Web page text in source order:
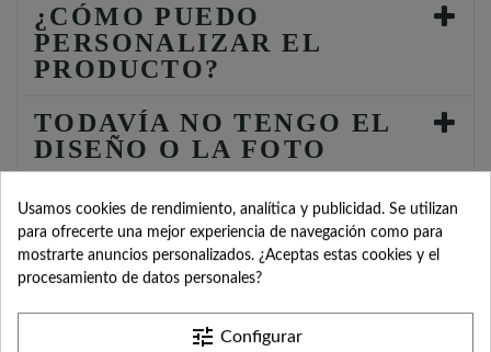
¿CÓMO PUEDO
PERSONALIZAR EL
PRODUCTO?
TODAVÍA NO TENGO EL
DISEÑO O LA FOTO
¿CUÁNTO ES EL COSTE
DE ENVÍO?
¿POR QUÉ TENGO QUE
INDICAR FECHA DEL
Usamos cookies de rendimiento, analítica y publicidad. Se utilizan
para ofrecerte una mejor experiencia de navegación como para
mostrarte anuncios personalizados. ¿Aceptas estas cookies y el
procesamiento de datos personales?
tune Configurar